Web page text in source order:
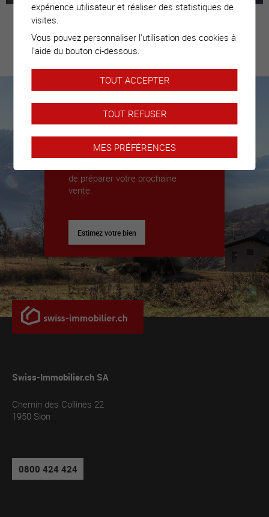
Estimez votre
bien
Nous sommes là pour vous
Nous déléguerons un expert pour
de préparer votre prochaine
vente.
Estimez votre bien
Swiss-Immobilier.ch SA
Chemin des Collines 22
1950 Sion
0800 424 424
expérience utilisateur et réaliser des statistiques de
visites.
Vous pouvez personnaliser l'utilisation des cookies à
l'aide du bouton ci-dessous.
TOUT ACCEPTER
TOUT REFUSER
MES PRÉFÉRENCES